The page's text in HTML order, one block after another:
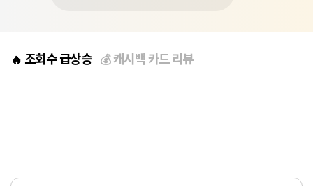
🔥 조회수 급상승 💰캐시백 카드 리뷰